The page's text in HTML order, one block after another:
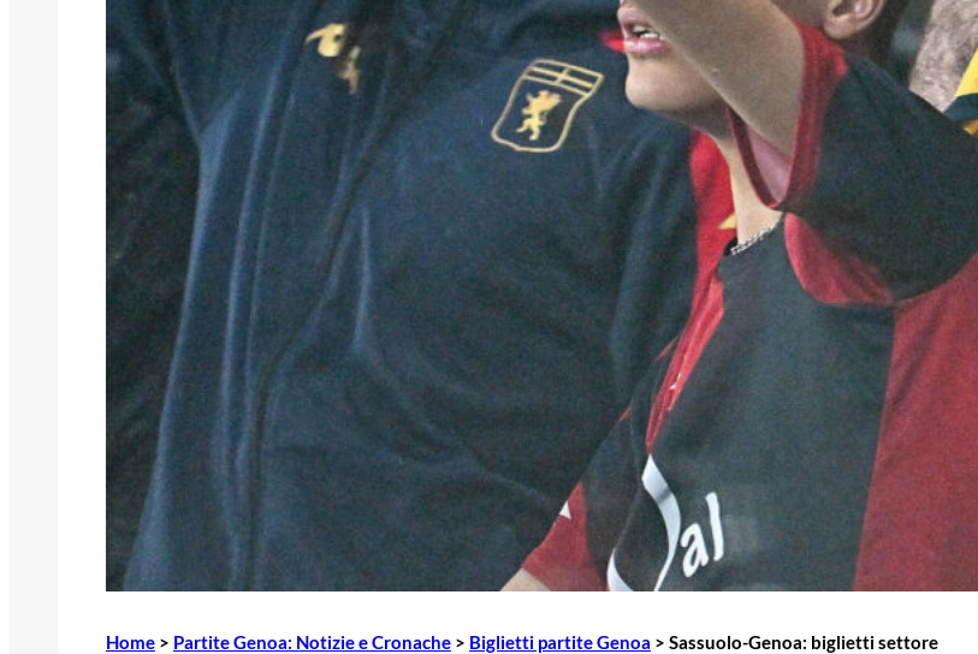
Home > Partite Genoa: Notizie e Cronache > Biglietti partite Genoa > Sassuolo-Genoa: biglietti settore